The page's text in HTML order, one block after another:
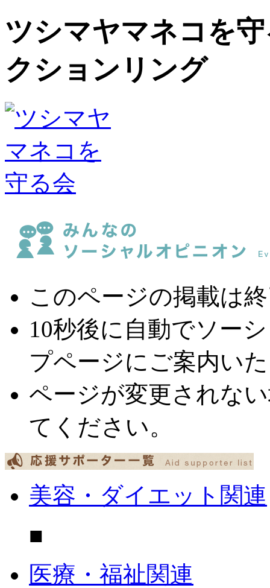
ツシマヤマネコを
クションリング
このページの掲載は
10秒後に自動でソー
プページにご案内い
ページが変更されな
てください。
美容・ダイエット関連
■
医療・福祉関連